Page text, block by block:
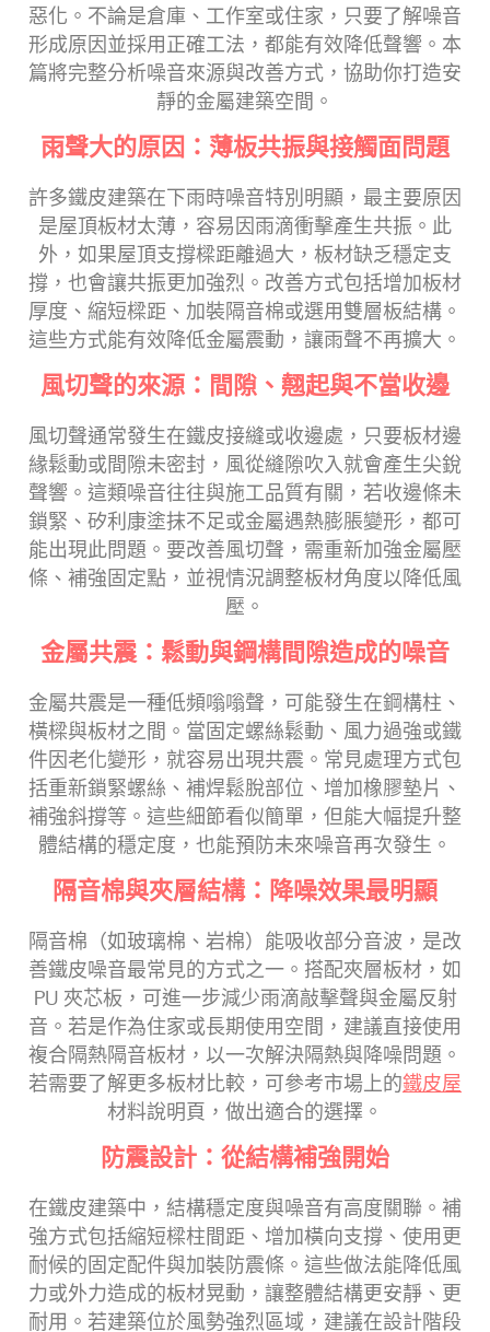
惡化。不論是倉庫、工作室或住家，只要了解噪音
形成原因並採用正確工法，都能有效降低聲響。本
篇將完整分析噪音來源與改善方式，協助你打造安
靜的金屬建築空間。
雨聲大的原因：薄板共振與接觸面問題
許多鐵皮建築在下雨時噪音特別明顯，最主要原因
是屋頂板材太薄，容易因雨滴衝擊產生共振。此
外，如果屋頂支撐樑距離過大，板材缺乏穩定支
撐，也會讓共振更加強烈。改善方式包括增加板材
厚度、縮短樑距、加裝隔音棉或選用雙層板結構。
這些方式能有效降低金屬震動，讓雨聲不再擴大。
風切聲的來源：間隙、翹起與不當收邊
風切聲通常發生在鐵皮接縫或收邊處，只要板材邊
緣鬆動或間隙未密封，風從縫隙吹入就會產生尖銳
聲響。這類噪音往往與施工品質有關，若收邊條未
鎖緊、矽利康塗抹不足或金屬遇熱膨脹變形，都可
能出現此問題。要改善風切聲，需重新加強金屬壓
條、補強固定點，並視情況調整板材角度以降低風
壓。
金屬共震：鬆動與鋼構間隙造成的噪音
金屬共震是一種低頻嗡嗡聲，可能發生在鋼構柱、
橫樑與板材之間。當固定螺絲鬆動、風力過強或鐵
件因老化變形，就容易出現共震。常見處理方式包
括重新鎖緊螺絲、補焊鬆脫部位、增加橡膠墊片、
補強斜撐等。這些細節看似簡單，但能大幅提升整
體結構的穩定度，也能預防未來噪音再次發生。
隔音棉與夾層結構：降噪效果最明顯
隔音棉（如玻璃棉、岩棉）能吸收部分音波，是改
善鐵皮噪音最常見的方式之一。搭配夾層板材，如
PU 夾芯板，可進一步減少雨滴敲擊聲與金屬反射
音。若是作為住家或長期使用空間，建議直接使用
複合隔熱隔音板材，以一次解決隔熱與降噪問題。
若需要了解更多板材比較，可參考市場上的鐵皮屋
材料說明頁，做出適合的選擇。
防震設計：從結構補強開始
在鐵皮建築中，結構穩定度與噪音有高度關聯。補
強方式包括縮短樑柱間距、增加橫向支撐、使用更
耐候的固定配件與加裝防震條。這些做法能降低風
力或外力造成的板材晃動，讓整體結構更安靜、更
耐用。若建築位於風勢強烈區域，建議在設計階段